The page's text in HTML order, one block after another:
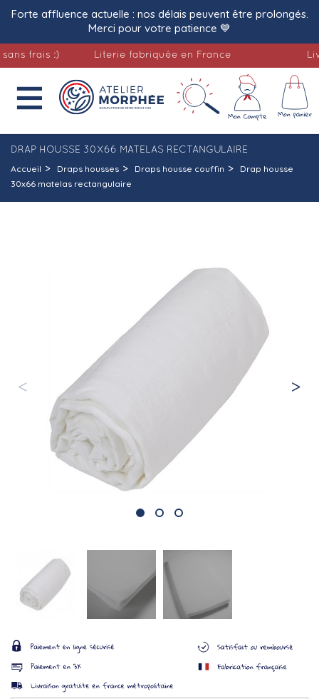
Forte affluence actuelle : nos délais peuvent être prolongés.
Merci pour votre patience 💙
frais :) Literie fabriquée en France

DRAP HOUSSE 30X66 MATELAS RECTANGULAIRE
Accueil Draps housses Draps housse couffin
Drap housse
30x66 matelas rectangulaire